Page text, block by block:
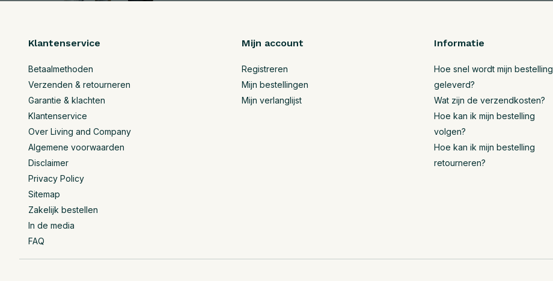
Klantenservice
Betaalmethoden
Verzenden & retourneren
Garantie & klachten
Klantenservice
Over Living and Company
Algemene voorwaarden
Disclaimer
Privacy Policy
Sitemap
Zakelijk bestellen
In de media
FAQ
Mijn account
Registreren
Mijn bestellingen
Mijn verlanglijst
Informatie
Hoe snel wordt mijn bestelling
geleverd?
Wat zijn de verzendkosten?
Hoe kan ik mijn bestelling
volgen?
Hoe kan ik mijn bestelling
retourneren?